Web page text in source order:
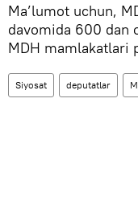
Ma’lumot uchun,
davomida 600 dan
MDH mamlakatlari
Siyosat deputatlar